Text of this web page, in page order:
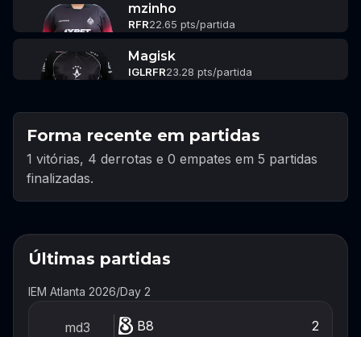
mzinho
RFR22.65 pts/partida
Magisk
IGLRFR23.28 pts/partida
Forma recente em partidas
1 vitórias, 4 derrotas e 0 empates em 5 partidas
finalizadas.
Últimas partidas
IEM Atlanta 2026/Day 2
md3
B8
2